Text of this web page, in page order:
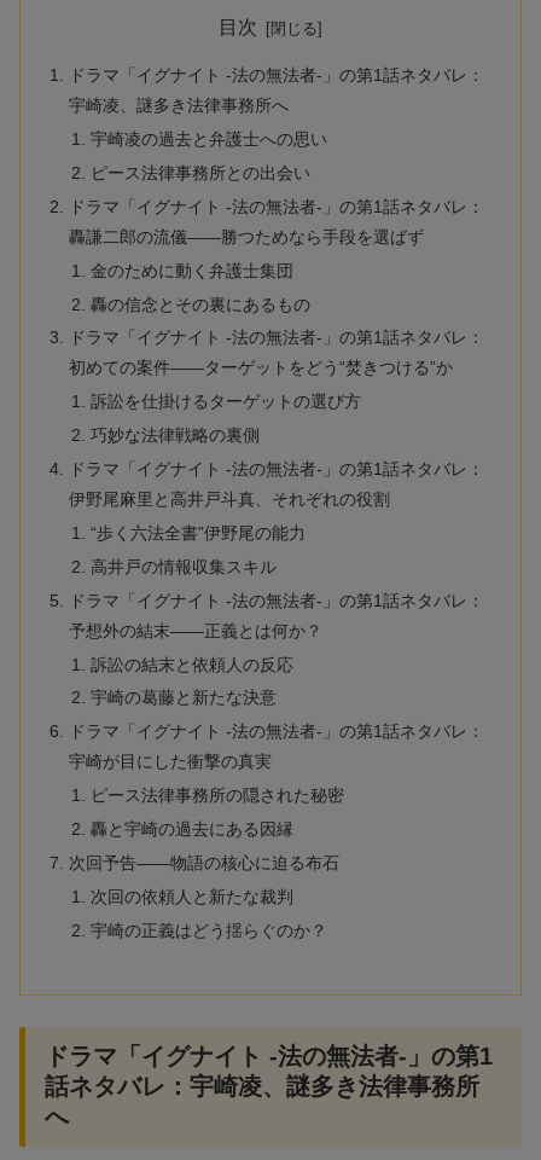
目次
ドラマ「イグナイト -法の無法者-」の第1話ネタバレ：
宇崎凌、謎多き法律事務所へ
宇崎凌の過去と弁護士への思い
ピース法律事務所との出会い
ドラマ「イグナイト -法の無法者-」の第1話ネタバレ：
轟謙二郎の流儀——勝つためなら手段を選ばず
金のために動く弁護士集団
轟の信念とその裏にあるもの
ドラマ「イグナイト -法の無法者-」の第1話ネタバレ：
初めての案件——ターゲットをどう“焚きつける”か
訴訟を仕掛けるターゲットの選び方
巧妙な法律戦略の裏側
ドラマ「イグナイト -法の無法者-」の第1話ネタバレ：
伊野尾麻里と高井戸斗真、それぞれの役割
“歩く六法全書”伊野尾の能力
高井戸の情報収集スキル
ドラマ「イグナイト -法の無法者-」の第1話ネタバレ：
予想外の結末——正義とは何か？
訴訟の結末と依頼人の反応
宇崎の葛藤と新たな決意
ドラマ「イグナイト -法の無法者-」の第1話ネタバレ：
宇崎が目にした衝撃の真実
ピース法律事務所の隠された秘密
轟と宇崎の過去にある因縁
次回予告——物語の核心に迫る布石
次回の依頼人と新たな裁判
宇崎の正義はどう揺らぐのか？
ドラマ「イグナイト -法の無法者-」の第1
話ネタバレ：宇崎凌、謎多き法律事務所
へ